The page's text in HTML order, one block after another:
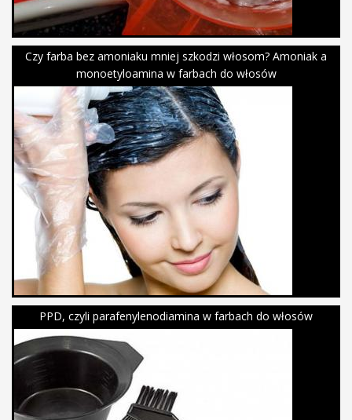
Czy farba bez amoniaku mniej szkodzi włosom? Amoniak a
monoetyloamina w farbach do włosów
PPD, czyli parafenylenodiamina w farbach do włosów